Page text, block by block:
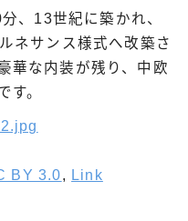
、13世紀に築かれ、
ネサンス様式へ改築さ
華な内装が残り、中欧
す。
BY 3.0, Link